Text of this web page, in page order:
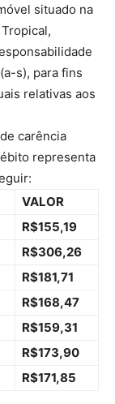
situado na
s), para fins
relativas aos
carência
representa
VALOR
R$155,19
R$306,26
R$181,71
R$168,47
R$159,31
R$173,90
R$171,85